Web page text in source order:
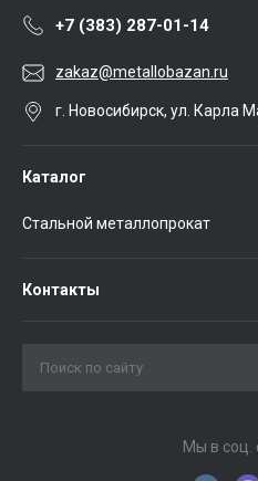
+7 (383) 287-01-14
zakaz@metallobazan.ru
г. Новосибирск, ул. Карла
Каталог
Стальной металлопрокат
Контакты
Мы в соц.